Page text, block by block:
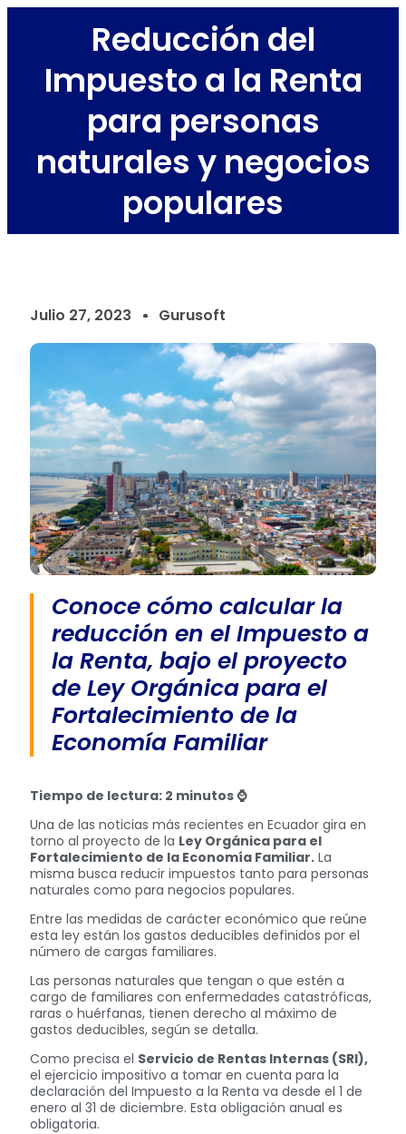
Reducción del
Impuesto a la Renta
para personas
naturales y negocios
populares
Julio 27, 2023 Gurusoft
Conoce cómo calcular la
reducción en el Impuesto a
la Renta, bajo el proyecto
de Ley Orgánica para el
Fortalecimiento de la
Economía Familiar
Tiempo de lectura: 2 minutos ⌚
Una de las noticias más recientes en Ecuador gira en
torno al proyecto de la Ley Orgánica para el
Fortalecimiento de la Economía Familiar. La
misma busca reducir impuestos tanto para personas
naturales como para negocios populares.
Entre las medidas de carácter económico que reúne
esta ley están los gastos deducibles definidos por el
número de cargas familiares.
Las personas naturales que tengan o que estén a
cargo de familiares con enfermedades catastróficas,
raras o huérfanas, tienen derecho al máximo de
gastos deducibles, según se detalla.
Como precisa el Servicio de Rentas Internas (SRI),
el ejercicio impositivo a tomar en cuenta para la
declaración del Impuesto a la Renta va desde el 1 de
enero al 31 de diciembre. Esta obligación anual es
obligatoria.